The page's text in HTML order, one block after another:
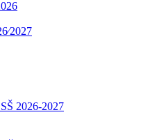
2026-2027